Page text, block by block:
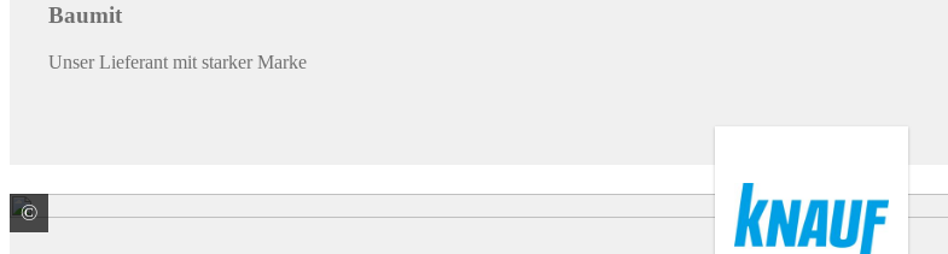
Baumit
Unser Lieferant mit starker Marke
© Knauf Gips